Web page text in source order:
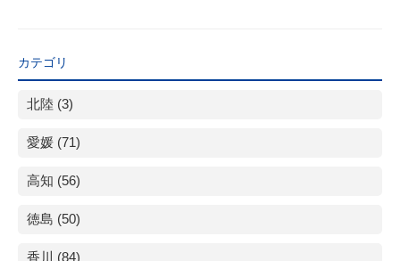
カテゴリ
北陸 (3)
愛媛 (71)
高知 (56)
徳島 (50)
香川 (84)